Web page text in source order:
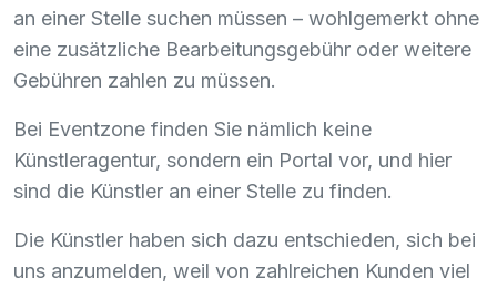
an einer Stelle suchen müssen – wohlgemerkt ohne
eine zusätzliche Bearbeitungsgebühr oder weitere
Gebühren zahlen zu müssen.
Bei Eventzone finden Sie nämlich keine
Künstleragentur, sondern ein Portal vor, und hier
sind die Künstler an einer Stelle zu finden.
Die Künstler haben sich dazu entschieden, sich bei
uns anzumelden, weil von zahlreichen Kunden viel